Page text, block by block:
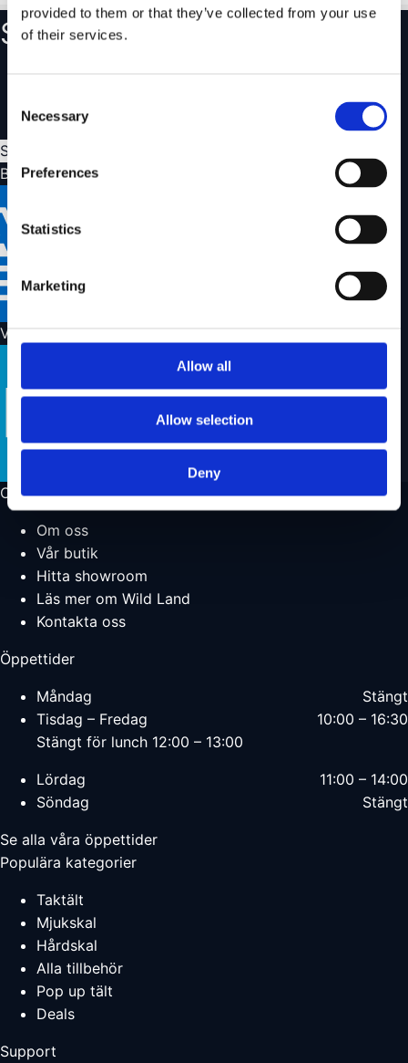
provided to them or that they’ve collected from your use
of their services.
Selection
Necessary
Preferences
Statistics
Marketing
Allow all
Allow selection
Deny
Skapa ett konto
Hantera enkelt dina returer och reklamationer
Skapa konto
Betalningsalternativ
Vi skickar med
Om oss
Om oss
Vår butik
Hitta showroom
Läs mer om Wild Land
Kontakta oss
Öppettider
Måndag
Stängt
Tisdag – Fredag
10:00 – 16:30
Stängt för lunch 12:00 – 13:00
Lördag
11:00 – 14:00
Söndag
Stängt
Se alla våra öppettider
Populära kategorier
Taktält
Mjukskal
Hårdskal
Alla tillbehör
Pop up tält
Deals
Support